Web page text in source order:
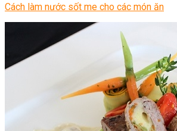
Cách làm nước sốt me cho các món ăn